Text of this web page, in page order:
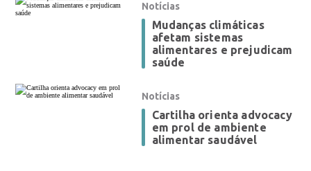
Notícias
Mudanças climáticas
afetam sistemas
alimentares e prejudicam
saúde
Notícias
Cartilha orienta advocacy
em prol de ambiente
alimentar saudável